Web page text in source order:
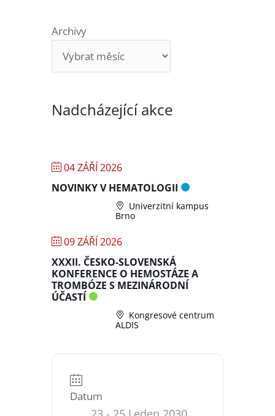
Archivy
Nadcházející akce
04 ZÁŘÍ 2026
NOVINKY V HEMATOLOGII
Univerzitní kampus
Brno
09 ZÁŘÍ 2026
XXXII. ČESKO-SLOVENSKÁ
KONFERENCE O HEMOSTÁZE A
TROMBÓZE S MEZINÁRODNÍ
ÚČASTÍ
Kongresové centrum
ALDIS
Datum